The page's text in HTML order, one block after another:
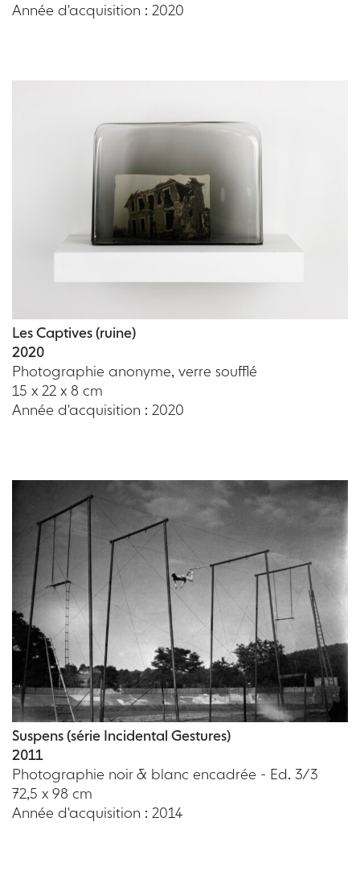
Année d'acquisition : 2020
Les Captives (ruine)
2020
Photographie anonyme, verre soufflé
15 x 22 x 8 cm
Année d'acquisition : 2020
Suspens (série Incidental Gestures)
2011
Photographie noir & blanc encadrée - Ed. 3/3
72,5 x 98 cm
Année d'acquisition : 2014